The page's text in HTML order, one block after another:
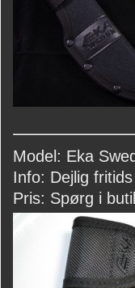
Model: Eka
Info: Dejlig
Pris: Spørg i